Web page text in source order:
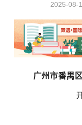
2025-08-
广州市番禺